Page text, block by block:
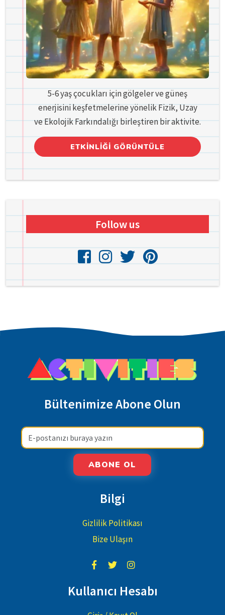
5-6 yaş çocukları için gölgeler ve güneş
enerjisini keşfetmelerine yönelik Fizik, Uzay
ve Ekolojik Farkındalığı birleştiren bir aktivite.
ETKINLIĞI GÖRÜNTÜLE
Follow us
Bültenimize Abone Olun
ABONE OL
Bilgi
Gizlilik Politikası
Bize Ulaşın
Kullanıcı Hesabı